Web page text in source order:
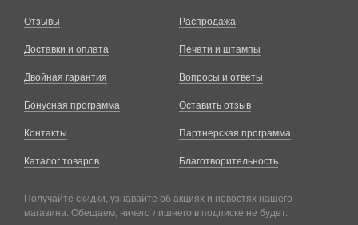
Отзывы
Доставки и оплата
Двойная гарантия
Бонусная программа
Контакты
Каталог товаров
Распродажа
Печати и штампы
Вопросы и ответы
Оставить отзыв
Партнерская программа
Благотворительность
Получайте скидки, узнавайте об акциях и новостях нашего
магазина. Обещаем, ничего лишнего в подписке не будет.